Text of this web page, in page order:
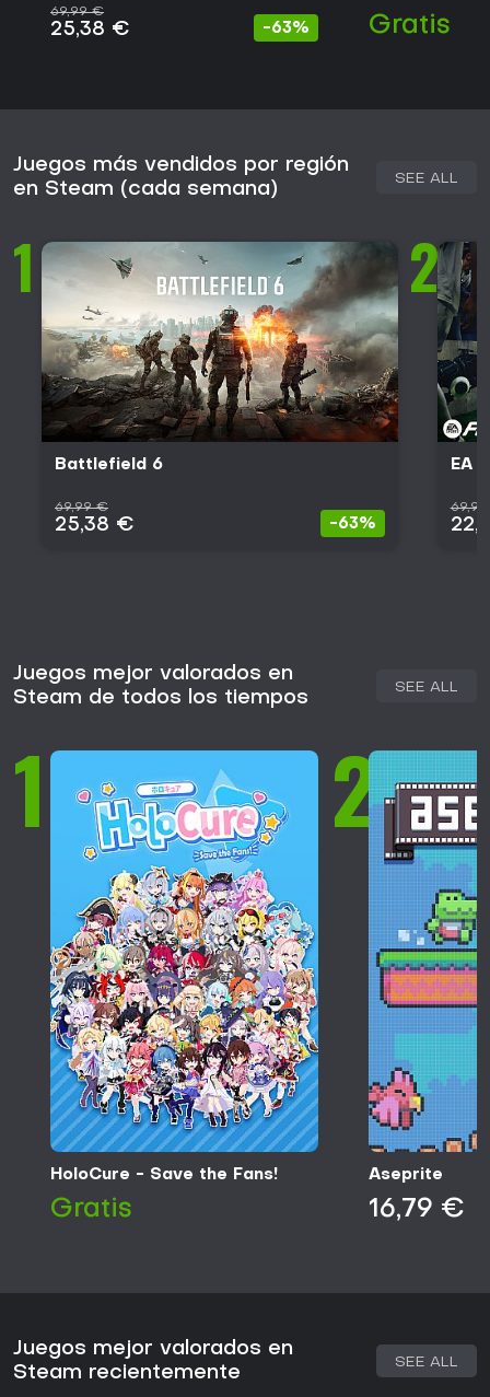
69,99 €
25,38 € -63% Gratis
Juegos más vendidos por región
en Steam (cada semana)
SEE ALL
1
Battlefield 6
69,99 €
25,38 € -63%
2
EA
Juegos mejor valorados en
Steam de todos los tiempos
SEE ALL
1
HoloCure - Save the Fans!
Gratis
2
Aseprite
16,79 €
Juegos mejor valorados en
Steam recientemente
SEE ALL